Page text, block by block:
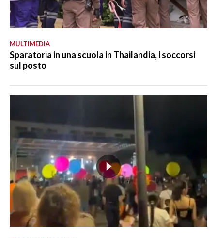
MULTIMEDIA
Sparatoria in una scuola in Thailandia, i soccorsi
sul posto